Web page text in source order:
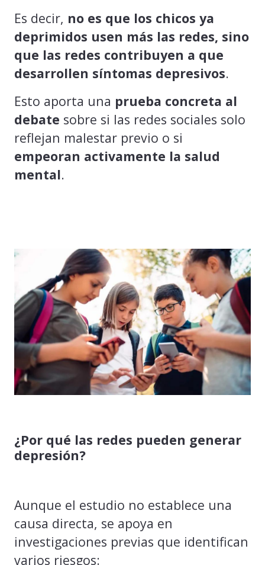
Es decir, no es que los chicos ya
deprimidos usen más las redes, sino
que las redes contribuyen a que
desarrollen síntomas depresivos.
Esto aporta una prueba concreta al
debate sobre si las redes sociales solo
reflejan malestar previo o si
empeoran activamente la salud
mental.
¿Por qué las redes pueden generar
depresión?
Aunque el estudio no establece una
causa directa, se apoya en
investigaciones previas que identifican
varios riesgos: